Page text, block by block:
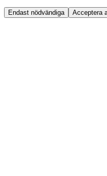
Endast nödvändiga Acceptera